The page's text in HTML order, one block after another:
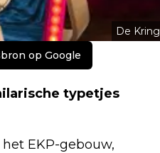
De Kring
op Google
typetjes
EKP-gebouw,